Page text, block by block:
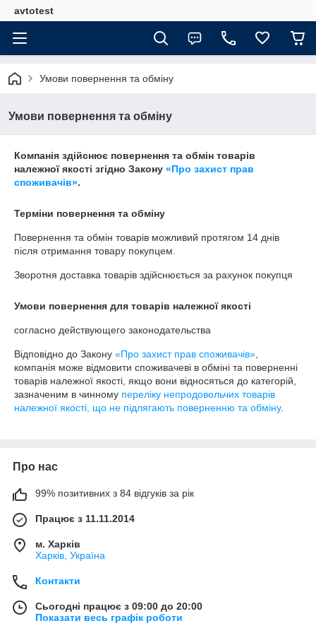
avtotest
Умови повернення та обміну
Умови повернення та обміну
Компанія здійснює повернення та обмін товарів
належної якості згідно Закону «Про захист прав
споживачів».
Терміни повернення та обміну
Повернення та обмін товарів можливий протягом 14 днів
після отримання товару покупцем.
Зворотня доставка товарів здійснюється за рахунок покупця
Умови повернення для товарів належної якості
согласно действующего законодательства
Відповідно до Закону «Про захист прав споживачів»
компанія може відмовити споживачеві в обміні та поверненні
товарів належної якості, якщо вони відносяться до категорій,
зазначеним в чинному переліку непродовольчих товарів
належної якості, що не підлягають поверненню та обміну.
Про нас
99% позитивних з 84 відгуків за рік
Працює з 11.11.2014
м. Харків
Харків, Україна
Контакти
Сьогодні працює з 09:00 до 20:00
Показати весь графік роботи